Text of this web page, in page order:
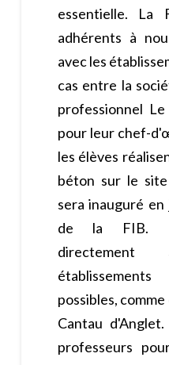
essentielle. La
adhérents à
avec les
cas entre la
professionnel
pour leur chef-
les élèves
béton sur le
sera inauguré
de la FIB.
possibles,
Cantau
professeurs